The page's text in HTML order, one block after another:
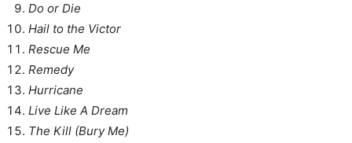
Do or Die
Hail to the Victor
Rescue Me
Remedy
Hurricane
Live Like A Dream
The Kill (Bury Me)